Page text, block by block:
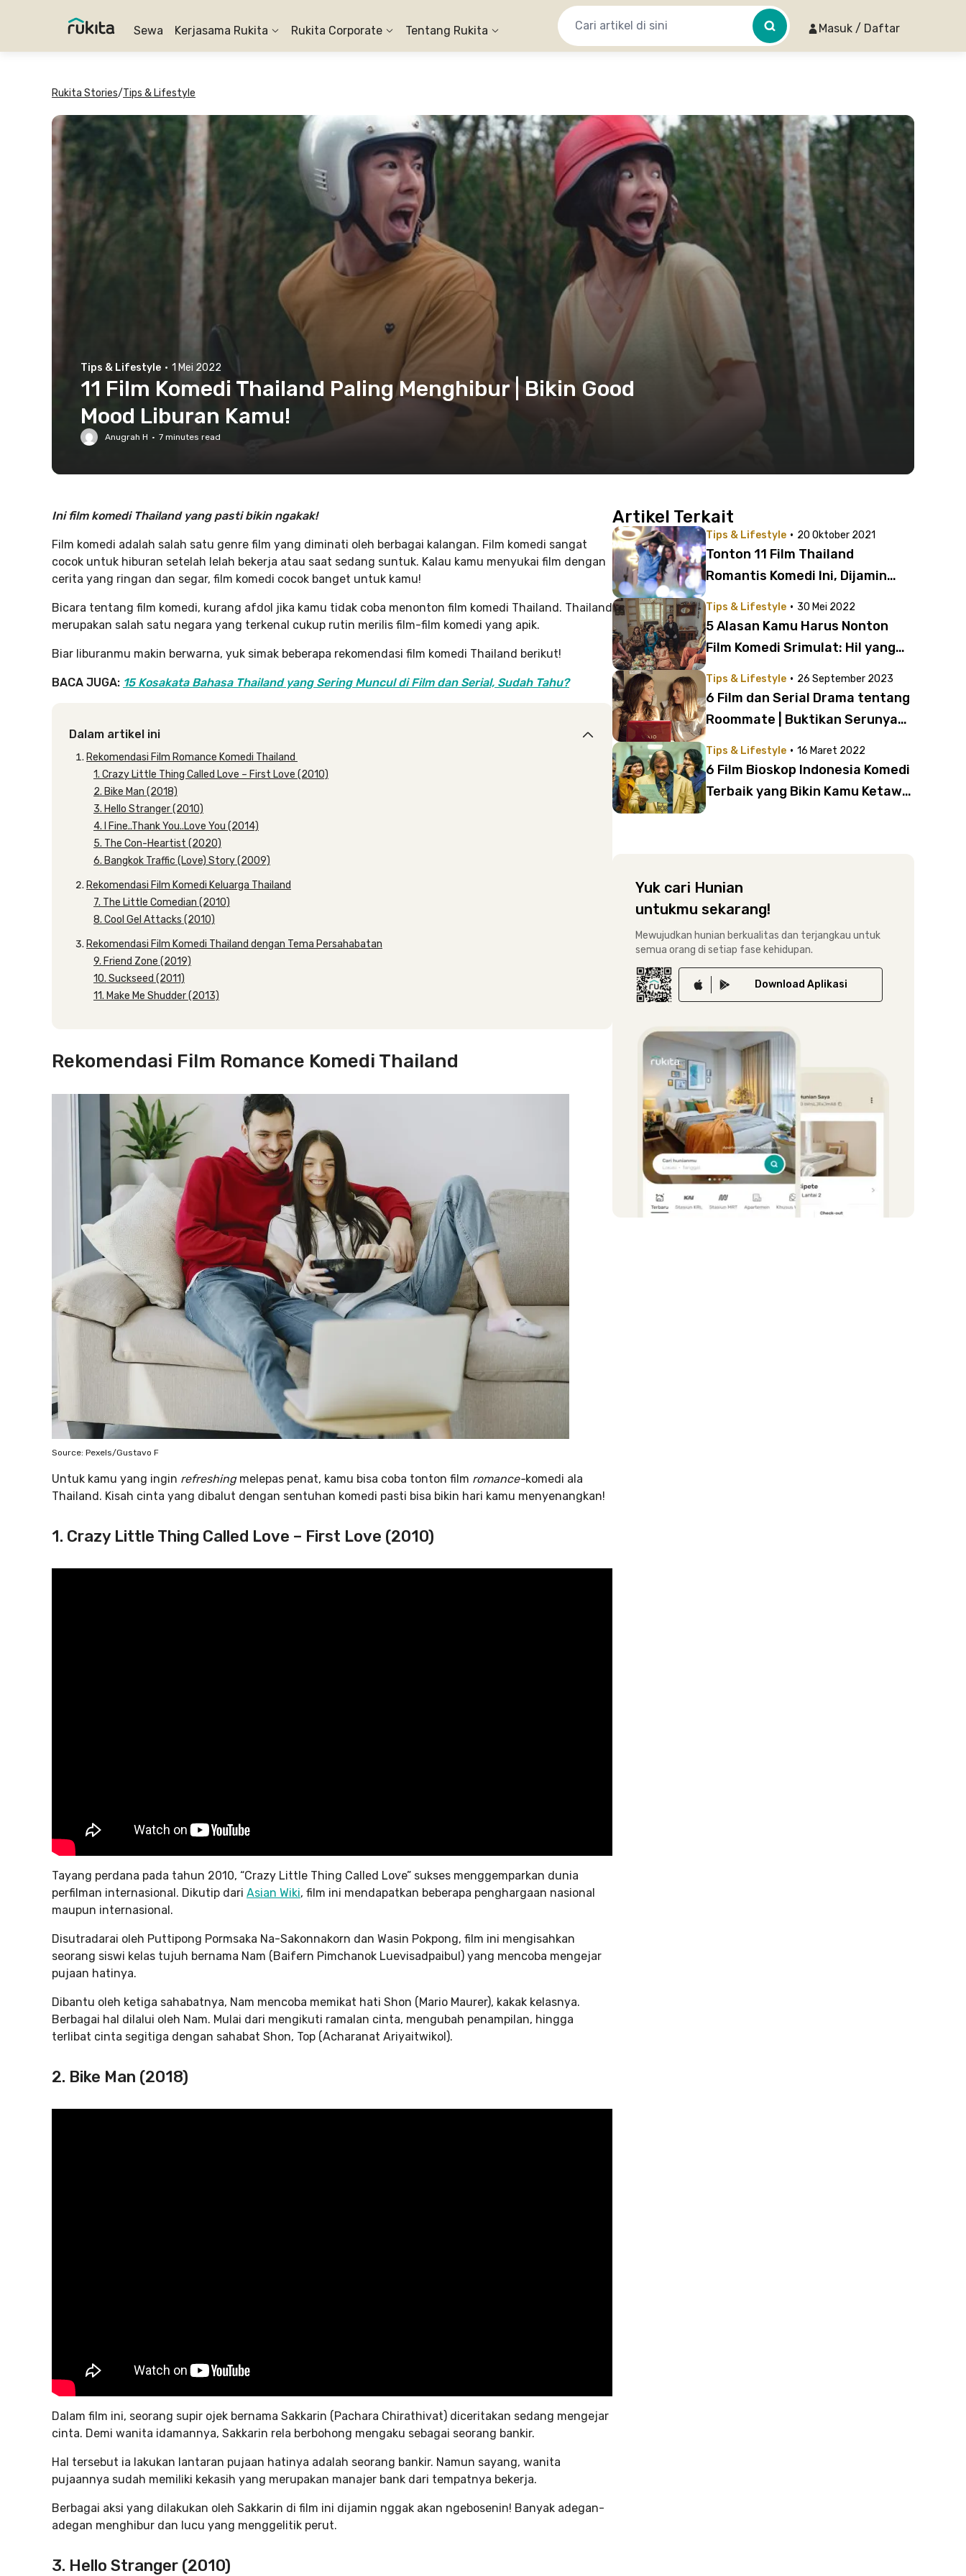
Sewa Kerjasama Rukita Rukita Corporate Tentang Rukita Masuk / Daftar
Rukita Stories/Tips & Lifestyle
Tips & Lifestyle · 1 Mei 2022
11 Film Komedi Thailand Paling Menghibur | Bikin Good
Mood Liburan Kamu!
Anugrah H · 7 minutes read
Ini film komedi Thailand yang pasti bikin ngakak!
Film komedi adalah salah satu genre film yang diminati oleh berbagai kalangan. Film komedi sangat
cocok untuk hiburan setelah lelah bekerja atau saat sedang suntuk. Kalau kamu menyukai film dengan
cerita yang ringan dan segar, film komedi cocok banget untuk kamu!
Bicara tentang film komedi, kurang afdol jika kamu tidak coba menonton film komedi Thailand. Thailand
merupakan salah satu negara yang terkenal cukup rutin merilis film-film komedi yang apik.
Biar liburanmu makin berwarna, yuk simak beberapa rekomendasi film komedi Thailand berikut!
BACA JUGA: 15 Kosakata Bahasa Thailand yang Sering Muncul di Film dan Serial, Sudah Tahu?
Dalam artikel ini
Rekomendasi Film Romance Komedi Thailand
1. Crazy Little Thing Called Love – First Love (2010)
2. Bike Man (2018)
3. Hello Stranger (2010)
4. I Fine..Thank You..Love You (2014)
5. The Con-Heartist (2020)
6. Bangkok Traffic (Love) Story (2009)
Rekomendasi Film Komedi Keluarga Thailand
7. The Little Comedian (2010)
8. Cool Gel Attacks (2010)
Rekomendasi Film Komedi Thailand dengan Tema Persahabatan
9. Friend Zone (2019)
10. Suckseed (2011)
11. Make Me Shudder (2013)
Rekomendasi Film Romance Komedi Thailand
Source: Pexels/Gustavo F
Untuk kamu yang ingin refreshing melepas penat, kamu bisa coba tonton film romance-komedi ala
Thailand. Kisah cinta yang dibalut dengan sentuhan komedi pasti bisa bikin hari kamu menyenangkan!
1. Crazy Little Thing Called Love – First Love (2010)
Tayang perdana pada tahun 2010, “Crazy Little Thing Called Love” sukses menggemparkan dunia
perfilman internasional. Dikutip dari Asian Wiki, film ini mendapatkan beberapa penghargaan nasional
maupun internasional.
Disutradarai oleh Puttipong Pormsaka Na-Sakonnakorn dan Wasin Pokpong, film ini mengisahkan
seorang siswi kelas tujuh bernama Nam (Baifern Pimchanok Luevisadpaibul) yang mencoba mengejar
pujaan hatinya.
Dibantu oleh ketiga sahabatnya, Nam mencoba memikat hati Shon (Mario Maurer), kakak kelasnya.
Berbagai hal dilalui oleh Nam. Mulai dari mengikuti ramalan cinta, mengubah penampilan, hingga
terlibat cinta segitiga dengan sahabat Shon, Top (Acharanat Ariyaitwikol).
2. Bike Man (2018)
Dalam film ini, seorang supir ojek bernama Sakkarin (Pachara Chirathivat) diceritakan sedang mengejar
cinta. Demi wanita idamannya, Sakkarin rela berbohong mengaku sebagai seorang bankir.
Hal tersebut ia lakukan lantaran pujaan hatinya adalah seorang bankir. Namun sayang, wanita
pujaannya sudah memiliki kekasih yang merupakan manajer bank dari tempatnya bekerja.
Berbagai aksi yang dilakukan oleh Sakkarin di film ini dijamin nggak akan ngebosenin! Banyak adegan-
adegan menghibur dan lucu yang menggelitik perut.
3. Hello Stranger (2010)
Artikel Terkait
Tips & Lifestyle · 20 Oktober 2021
Tonton 11 Film Thailand
Romantis Komedi Ini, Dijamin
Tips & Lifestyle · 30 Mei 2022
5 Alasan Kamu Harus Nonton
Film Komedi Srimulat: Hil yang
Tips & Lifestyle · 26 September 2023
6 Film dan Serial Drama tentang
Roommate | Buktikan Serunya
Tips & Lifestyle · 16 Maret 2022
6 Film Bioskop Indonesia Komedi
Terbaik yang Bikin Kamu Ketawa
Yuk cari Hunian
untukmu sekarang!
Mewujudkan hunian berkualitas dan terjangkau untuk
semua orang di setiap fase kehidupan.
Download Aplikasi